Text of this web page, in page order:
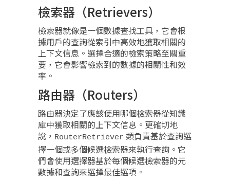
檢索器（Retrievers）
檢索器就像是一個數據查找工具，它會根
據用戶的查詢從索引中高效地獲取相關的
上下文信息。選擇合適的檢索策略至關重
要，它會影響檢索到的數據的相關性和效
率。
路由器（Routers）
路由器決定了應該使用哪個檢索器從知識
庫中獲取相關的上下文信息。更確切地
說， RouterRetriever 類負責基於查詢選
擇一個或多個候選檢索器來執行查詢。它
們會使用選擇器基於每個候選檢索器的元
數據和查詢來選擇最佳選項。